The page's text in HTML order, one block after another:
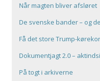
Når magten bliver afsløret
De svenske bander – og
Få det store Trump-
Dokumentjagt 2.0 –
På togt i arkiverne